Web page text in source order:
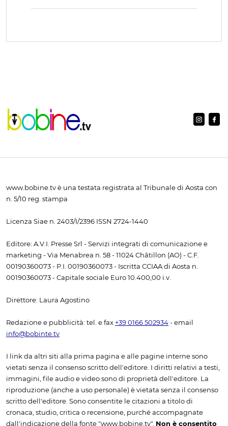
www.bobine.tv è una testata registrata al Tribunale di Aosta con
n. 5/10 reg. stampa
Licenza Siae n. 2403/I/2396 ISSN 2724-1440
Editore: A.V.I. Presse Srl - Servizi integrati di comunicazione e
marketing - Via Menabrea n. 58 - 11024 Châtillon (AO) - C.F.
00190360073 - P.I. 00190360073 - Iscritta CCIAA di Aosta n.
00190360073 - Capitale sociale Euro 10.400,00 i.v.
Direttore: Laura Agostino
Redazione e pubblicità: tel. e fax +39 0166 502934 - email
info@bobinte.tv
I link da altri siti alla prima pagina e alle pagine interne sono
vietati senza il consenso scritto dell'editore. I diritti relativi a testi,
immagini, file audio e video sono di proprietà dell'editore. La
riproduzione (anche a uso personale) è vietata senza il consenso
scritto dell'editore. Sono consentite le citazioni a titolo di
cronaca, studio, critica o recensione, purché accompagnate
dall'indicazione della fonte "www.bobine.tv". Non è consentito